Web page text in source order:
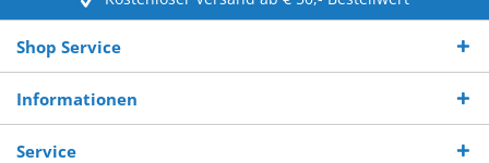
Shop Service
Informationen
Service